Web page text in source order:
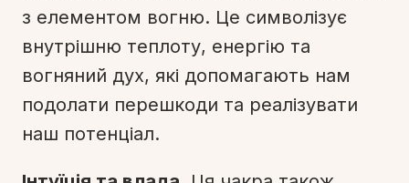
з елементом вогню. Це символізує
внутрішню теплоту, енергію та
вогняний дух, які допомагають нам
подолати перешкоди та реалізувати
наш потенціал.